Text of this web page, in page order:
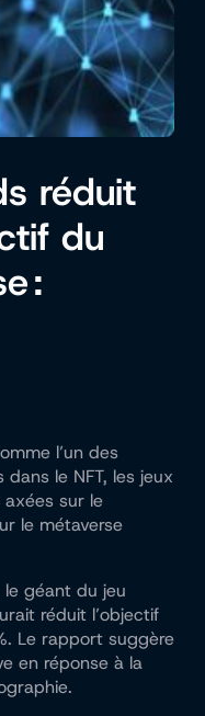
réduit
du
:
l’un des
le NFT, les jeux
sur le
le métaverse
le géant du jeu
réduit l’objectif
Le rapport suggère
en réponse à la